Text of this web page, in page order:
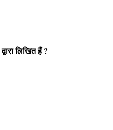
लिखित हैं ?